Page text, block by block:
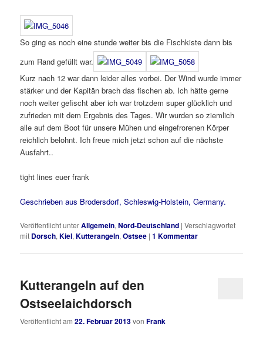
So ging es noch eine stunde weiter bis die Fischkiste dann bis
zum Rand gefüllt war.
Kurz nach 12 war dann leider alles vorbei. Der Wind wurde immer
stärker und der Kapitän brach das fischen ab. Ich hätte gerne
noch weiter gefischt aber ich war trotzdem super glücklich und
zufrieden mit dem Ergebnis des Tages. Wir wurden so ziemlich
alle auf dem Boot für unsere Mühen und eingefrorenen Körper
reichlich belohnt. Ich freue mich jetzt schon auf die nächste
Ausfahrt..
tight lines euer frank
Geschrieben aus Brodersdorf, Schleswig-Holstein, Germany.
Veröffentlicht unterAllgemein,Nord-Deutschland |Verschlagwortet
mit Dorsch,Kiel,Kutterangeln,Ostsee |1 Kommentar
Kutterangeln auf den
Ostseelaichdorsch
Veröffentlicht am22. Februar 2013vonFrank